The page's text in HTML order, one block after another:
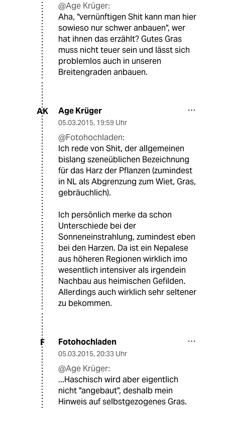
@Age Krüger:
Aha, "vernünftigen Shit kann man hier
sowieso nur schwer anbauen", wer
hat ihnen das erzählt? Gutes Gras
muss nicht teuer sein und lässt sich
problemlos auch in unseren
Breitengraden anbauen.
AK Age Krüger
05.03.2015, 19:59 Uhr
@Fotohochladen:
Ich rede von Shit, der allgemeinen
bislang szeneüblichen Bezeichnung
für das Harz der Pflanzen (zumindest
in NL als Abgrenzung zum Wiet, Gras,
gebräuchlich).
Ich persönlich merke da schon
Unterschiede bei der
Sonneneinstrahlung, zumindest eben
bei den Harzen. Da ist ein Nepalese
aus höheren Regionen wirklich imo
wesentlich intensiver als irgendein
Nachbau aus heimischen Gefilden.
Allerdings auch wirklich sehr seltener
zu bekommen.
F Fotohochladen
05.03.2015, 20:33 Uhr
@Age Krüger:
...Haschisch wird aber eigentlich
nicht "angebaut", deshalb mein
Hinweis auf selbstgezogenes Gras.